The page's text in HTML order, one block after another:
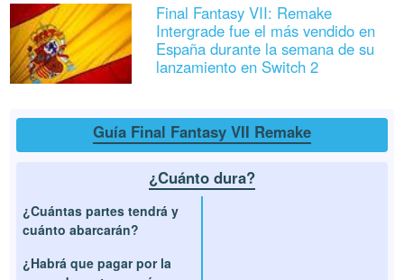
Final Fantasy VII: Remake
Intergrade fue el más vendido en
España durante la semana de su
lanzamiento en Switch 2
Guía Final Fantasy VII Remake
¿Cuánto dura?
¿Cuántas partes tendrá y
cuánto abarcarán?
¿Habrá que pagar por la